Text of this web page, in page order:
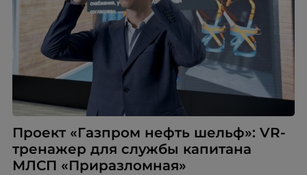
Проект «Газпром нефть шельф»: VR-
тренажер для службы капитана
МЛСП «Приразломная»